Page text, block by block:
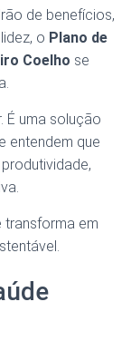
de benefícios,
o Plano de
Coelho se
É uma solução
entendem que
transforma em